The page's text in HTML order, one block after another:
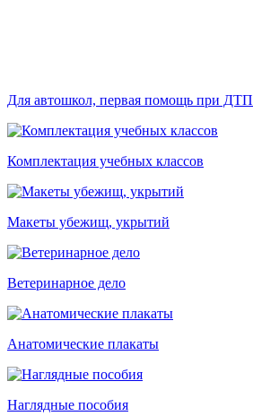
Для автошкол, первая помощь при ДТП
Комплектация учебных классов
Макеты убежищ, укрытий
Ветеринарное дело
Анатомические плакаты
Наглядные пособия